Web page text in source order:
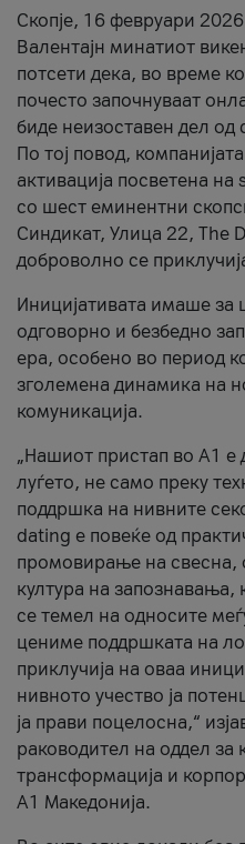
Скопје, 16 февруари
Валентајн минатиот
потсети дека, во време
почесто започнуваат
биде неизоставен дел од
По тој повод,
активација посветена
со шест еминентни
Синдикат, Улица 22, The
доброволно се
Иницијативата имаше за
одговорно и безбедно
ера, особено во период
зголемена динамика на
комуникација.
„Нашиот пристап во А1 е
луѓето, не само преку
поддршка на нивните
dating е повеќе од
промовирање на свесна,
култура на запознавања,
се темел на односите
цениме поддршката на
приклучија на оваа
нивното учество ја
ја прави поцелосна,“
раководител на оддел за
трансформација и
А1 Македонија.